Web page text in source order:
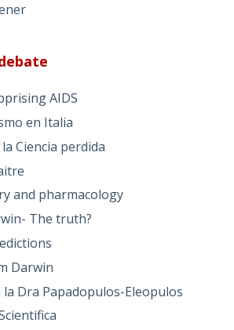
AIDS
en Italia
Ciencia perdida
and pharmacology
The truth?
Darwin
la Dra Papadopulos-Eleopulos